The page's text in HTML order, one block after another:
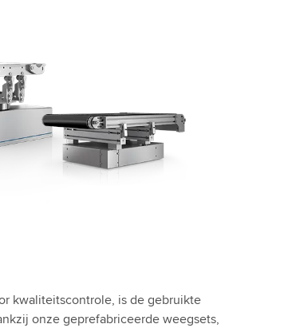
kwaliteitscontrole, is de gebruikte
onze geprefabriceerde weegsets,